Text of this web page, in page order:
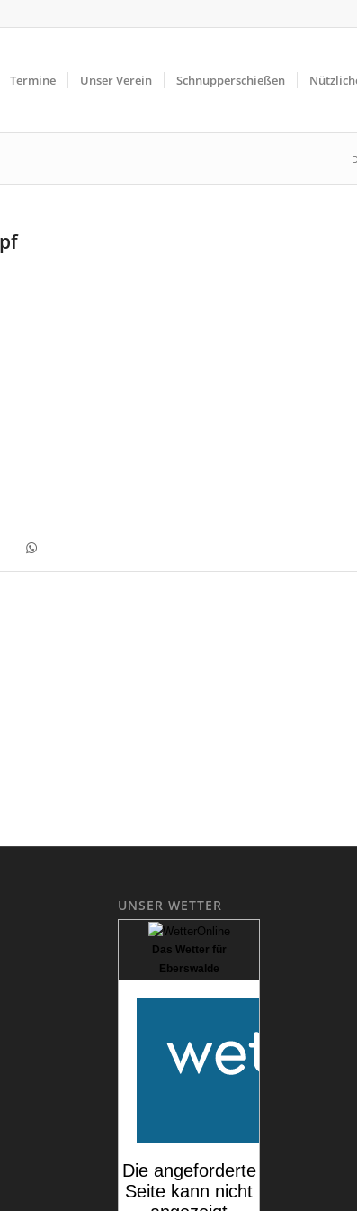
Termine Unser Verein Schnupperschießen
UNSER WETTER
Das Wetter für
Eberswalde